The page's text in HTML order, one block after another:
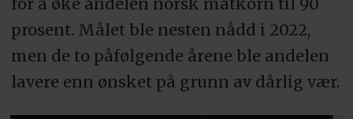
prosent. Målet ble nesten nådd i 2022,
men de to påfølgende årene ble andelen
lavere enn ønsket på grunn av dårlig vær.